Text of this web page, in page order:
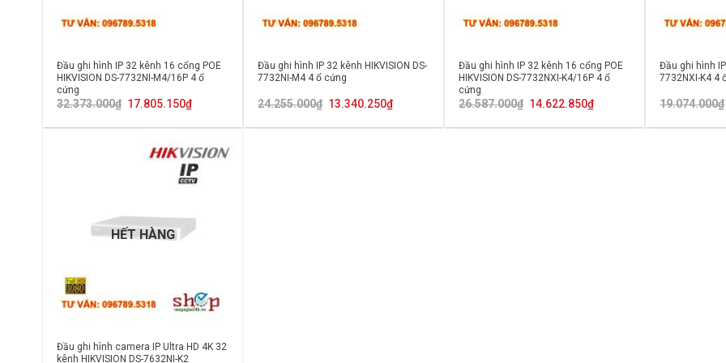
Đầu ghi hình IP 32 kênh 16 cổng POE
HIKVISION DS-7732NI-M4/16P 4 ổ
cứng
32.373.000₫ Giá
17.805.150₫Giá
hiện
17.805.150₫.
Đầu ghi hình IP 32 kênh HIKVISION DS-
7732NI-M4 4 ổ cứng
24.255.000₫ Giá
13.340.250₫Giá
hiện
Đầu ghi hình IP 32 kênh 16 cổng POE
HIKVISION DS-7732NXI-K4/16P 4 ổ
cứng
26.587.000₫ Giá
14.622.850₫Giá
hiện
Đầu ghi hình
7732NXI-K4 4
19.074.000₫
HẾT HÀNG
Đầu ghi hình camera IP Ultra HD 4K 32
kênh HIKVISION DS-7632NI-K2